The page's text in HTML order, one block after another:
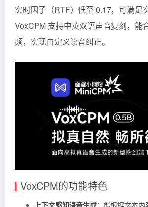
实时因子（RTF）低至 0.17，可满足
VoxCPM 支持中英双语声音复刻，能
频，实现自定义读音纠正。
VoxCPM的功能特色
上下文感知语音生成：能根据文本